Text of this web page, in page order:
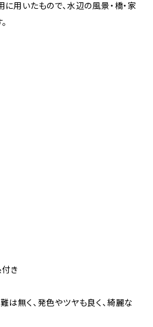
用いたもので、水辺の風景・橋・家
き
無く、発色やツヤも良く、綺麗な